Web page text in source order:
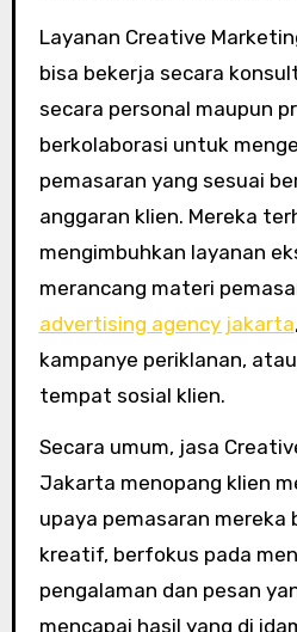
Layanan Creative
bisa bekerja secara
secara personal maupun
berkolaborasi untuk
pemasaran yang sesuai
anggaran klien. Mereka
mengimbuhkan layanan
merancang materi
advertising agency jakarta
kampanye periklanan,
tempat sosial klien.
Secara umum, jasa
Jakarta menopang klien
upaya pemasaran mereka
kreatif, berfokus pada
pengalaman dan pesan
mencapai hasil yang di